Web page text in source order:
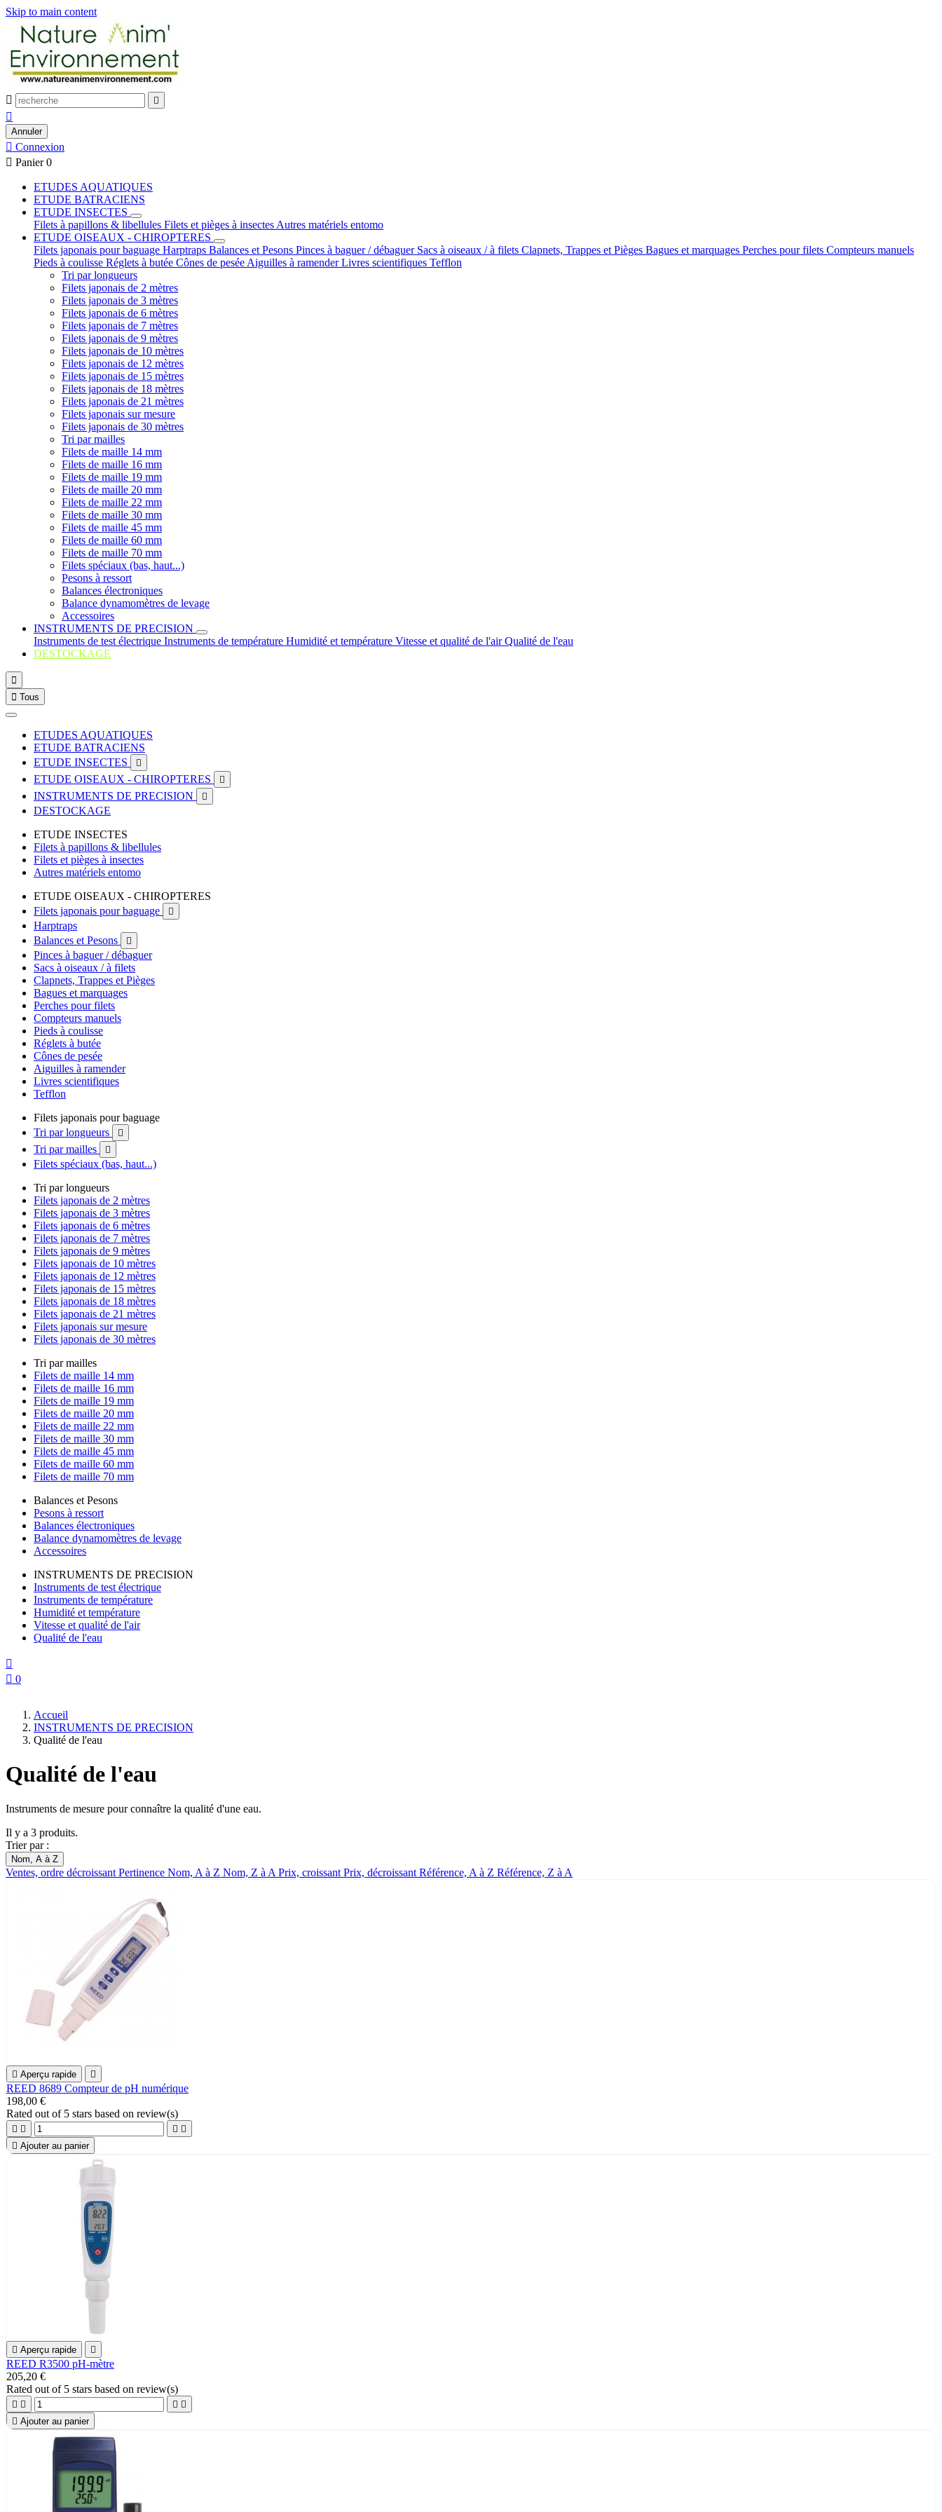
Skip to main content
 

Annuler
 Connexion
 Panier 0
ETUDES AQUATIQUES
ETUDE BATRACIENS
ETUDE INSECTES
Filets à papillons & libellules Filets et pièges à insectes Autres matériels entomo
ETUDE OISEAUX - CHIROPTERES
Filets japonais pour baguage Harptraps Balances et Pesons Pinces à baguer / débaguer Sacs à oiseaux / à filets Clapnets, Trappes et Pièges Bagues et marquages Perches pour filets Compteurs manuels
Pieds à coulisse Réglets à butée Cônes de pesée Aiguilles à ramenderLivres scientifiques Tefflon
Tri par longueurs
Filets japonais de 2 mètres
Filets japonais de 3 mètres
Filets japonais de 6 mètres
Filets japonais de 7 mètres
Filets japonais de 9 mètres
Filets japonais de 10 mètres
Filets japonais de 12 mètres
Filets japonais de 15 mètres
Filets japonais de 18 mètres
Filets japonais de 21 mètres
Filets japonais sur mesure
Filets japonais de 30 mètres
Tri par mailles
Filets de maille 14 mm
Filets de maille 16 mm
Filets de maille 19 mm
Filets de maille 20 mm
Filets de maille 22 mm
Filets de maille 30 mm
Filets de maille 45 mm
Filets de maille 60 mm
Filets de maille 70 mm
Filets spéciaux (bas, haut...)
Pesons à ressort
Balances électroniques
Balance dynamomètres de levage
Accessoires
INSTRUMENTS DE PRECISION
Instruments de test électrique Instruments de température Humidité et température Vitesse et qualité de l'airQualité de l'eau
DESTOCKAGE

 Tous
ETUDES AQUATIQUES
ETUDE BATRACIENS
ETUDE INSECTES

ETUDE OISEAUX - CHIROPTERES 
INSTRUMENTS DE PRECISION 
DESTOCKAGE
ETUDE INSECTES
Filets à papillons & libellules
Filets et pièges à insectes
Autres matériels entomo
ETUDE OISEAUX - CHIROPTERES
Filets japonais pour baguage

Harptraps
Balances et Pesons

Pinces à baguer / débaguer
Sacs à oiseaux / à filets
Clapnets, Trappes et Pièges
Bagues et marquages
Perches pour filets
Compteurs manuels
Pieds à coulisse
Réglets à butée
Cônes de pesée
Aiguilles à ramender
Livres scientifiques
Tefflon
Filets japonais pour baguage
Tri par longueurs

Tri par mailles 
Filets spéciaux (bas, haut...)
Tri par longueurs
Filets japonais de 2 mètres
Filets japonais de 3 mètres
Filets japonais de 6 mètres
Filets japonais de 7 mètres
Filets japonais de 9 mètres
Filets japonais de 10 mètres
Filets japonais de 12 mètres
Filets japonais de 15 mètres
Filets japonais de 18 mètres
Filets japonais de 21 mètres
Filets japonais sur mesure
Filets japonais de 30 mètres
Tri par mailles
Filets de maille 14 mm
Filets de maille 16 mm
Filets de maille 19 mm
Filets de maille 20 mm
Filets de maille 22 mm
Filets de maille 30 mm
Filets de maille 45 mm
Filets de maille 60 mm
Filets de maille 70 mm
Balances et Pesons
Pesons à ressort
Balances électroniques
Balance dynamomètres de levage
Accessoires
INSTRUMENTS DE PRECISION
Instruments de test électrique
Instruments de température
Humidité et température
Vitesse et qualité de l'air
Qualité de l'eau

 0
Accueil
INSTRUMENTS DE PRECISION
Qualité de l'eau
Qualité de l'eau
Instruments de mesure pour connaître la qualité d'une eau.
Il y a 3 produits.
Trier par :
Nom, A à Z
Ventes, ordre décroissant Pertinence Nom, A à Z Nom, Z à A Prix, croissant Prix, décroissant Référence, A à Z Référence, Z à A
 Aperçu rapide 
REED 8689 Compteur de pH numérique
198,00 €
Rated out of 5 stars based on review(s)
   
 Ajouter au panier
 Aperçu rapide 
REED R3500 pH-mètre
205,20 €
Rated out of 5 stars based on review(s)
   
 Ajouter au panier